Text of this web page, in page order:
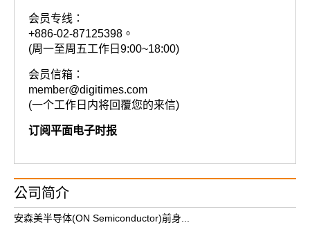
会员专线：
+886-02-87125398。
(周一至周五工作日9:00~18:00)
会员信箱：
member@digitimes.com
(一个工作日内将回覆您的来信)
订阅平面电子时报
公司简介
安森美半导体(ON Semiconductor)前身...